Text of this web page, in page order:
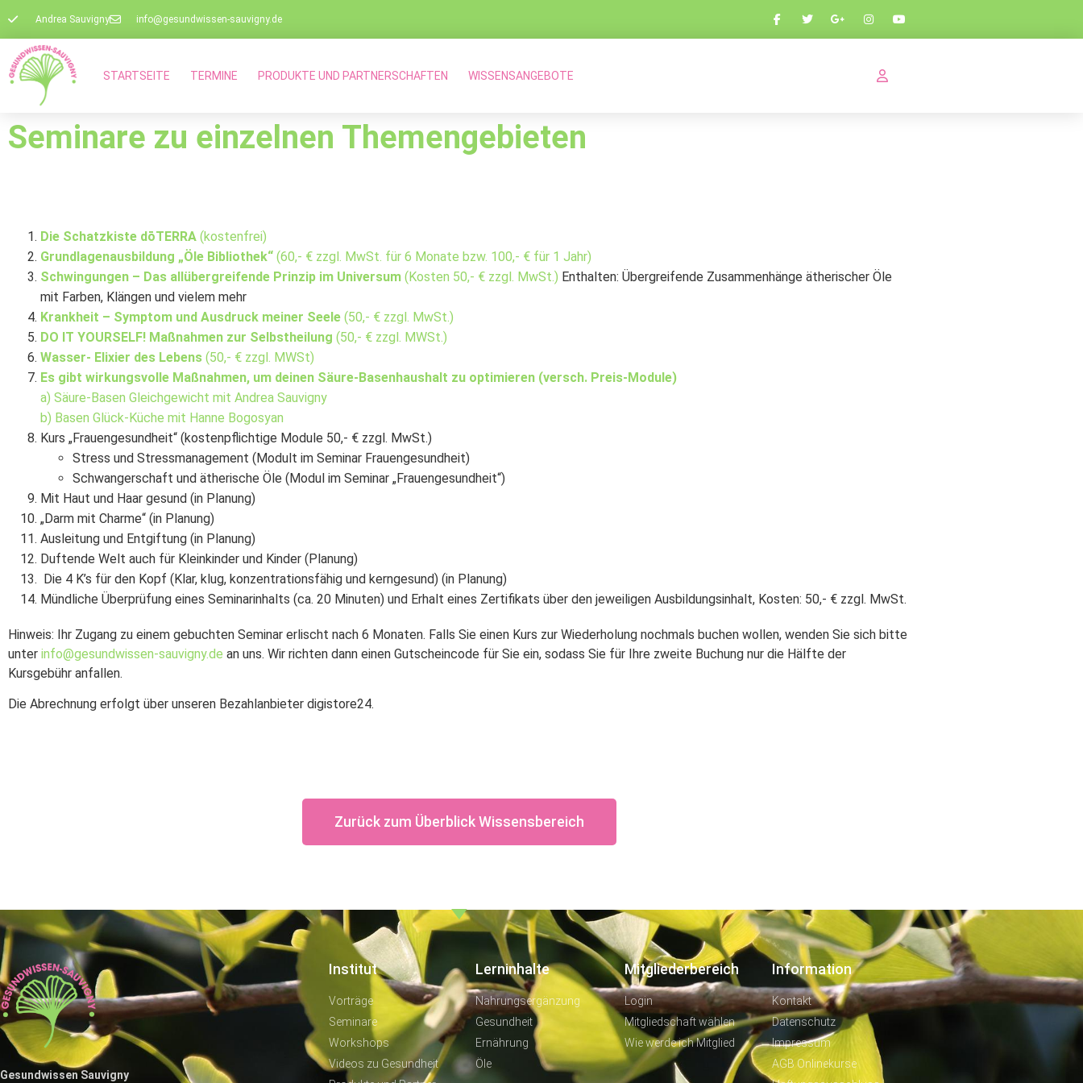
Andrea Sauvigny info@gesundwissen-sauvigny.de
STARTSEITE TERMINE PRODUKTE UND PARTNERSCHAFTEN WISSENSANGEBOTE
Seminare zu einzelnen Themengebieten
Die Schatzkiste dōTERRA (kostenfrei)
Grundlagenausbildung „Öle Bibliothek“ (60,- € zzgl. MwSt. für 6 Monate bzw. 100,- € für 1 Jahr)
Schwingungen – Das allübergreifende Prinzip im Universum (Kosten 50,- € zzgl. MwSt.) Enthalten: Übergreifende Zusammenhänge ätherischer Öle
mit Farben, Klängen und vielem mehr
Krankheit – Symptom und Ausdruck meiner Seele (50,- € zzgl. MwSt.)
DO IT YOURSELF! Maßnahmen zur Selbstheilung (50,- € zzgl. MWSt.)
Wasser- Elixier des Lebens (50,- € zzgl. MWSt)
Es gibt wirkungsvolle Maßnahmen, um deinen Säure-Basenhaushalt zu optimieren (versch. Preis-Module)
a) Säure-Basen Gleichgewicht mit Andrea Sauvigny
b) Basen Glück-Küche mit Hanne Bogosyan
Kurs „Frauengesundheit“ (kostenpflichtige Module 50,- € zzgl. MwSt.)
Stress und Stressmanagement (Modult im Seminar Frauengesundheit)
Schwangerschaft und ätherische Öle (Modul im Seminar „Frauengesundheit“)
Mit Haut und Haar gesund (in Planung)
„Darm mit Charme“ (in Planung)
Ausleitung und Entgiftung (in Planung)
Duftende Welt auch für Kleinkinder und Kinder (Planung)
Die 4 K’s für den Kopf (Klar, klug, konzentrationsfähig und kerngesund) (in Planung)
Mündliche Überprüfung eines Seminarinhalts (ca. 20 Minuten) und Erhalt eines Zertifikats über den jeweiligen Ausbildungsinhalt, Kosten: 50,- € zzgl. MwSt.
Hinweis: Ihr Zugang zu einem gebuchten Seminar erlischt nach 6 Monaten. Falls Sie einen Kurs zur Wiederholung nochmals buchen wollen, wenden Sie sich bitte
unter info@gesundwissen-sauvigny.de an uns. Wir richten dann einen Gutscheincode für Sie ein, sodass Sie für Ihre zweite Buchung nur die Hälfte der
Kursgebühr anfallen.
Die Abrechnung erfolgt über unseren Bezahlanbieter digistore24.
Zurück zum Überblick Wissensbereich
Gesundwissen Sauvigny
Institut
Vorträge
Seminare
Workshops
Videos zu Gesundheit
Lerninhalte
Nahrungsergänzung
Gesundheit
Ernährung
Öle
Mitgliederbereich
Login
Mitgliedschaft wählen
Wie werde ich Mitglied
Information
Kontakt
Datenschutz
Impressum
AGB Onlinekurse